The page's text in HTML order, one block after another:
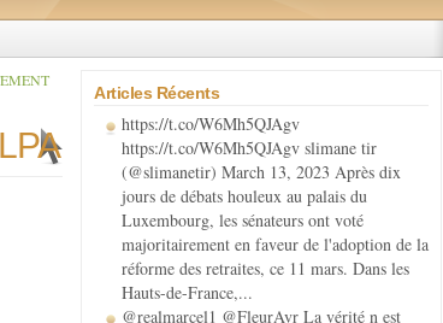
Articles Récents
https://t.co/W6Mh5QJAgv
https://t.co/W6Mh5QJAgv slimane tir
(@slimanetir) March 13, 2023 Après dix
jours de débats houleux au palais du
Luxembourg, les sénateurs ont voté
majoritairement en faveur de l'adoption de la
réforme des retraites, ce 11 mars. Dans les
Hauts-de-France,...
@realmarcel1 @FleurAvr La vérité n est